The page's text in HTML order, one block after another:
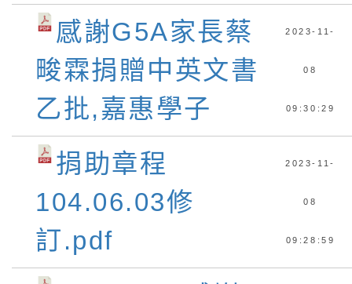
感謝G5A家長蔡
畯霖捐贈中英文書
乙批,嘉惠學子
2023-11-
08
09:30:29
捐助章程
104.06.03修
訂.pdf
2023-11-
08
09:28:59